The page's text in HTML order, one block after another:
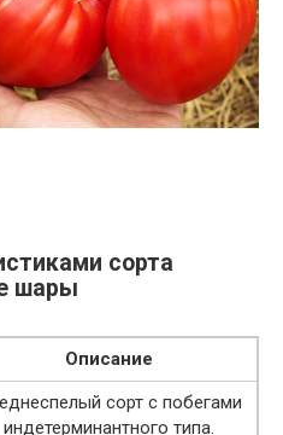
сорта
шары
Описание
сорт с побегами
индетерминантного типа.